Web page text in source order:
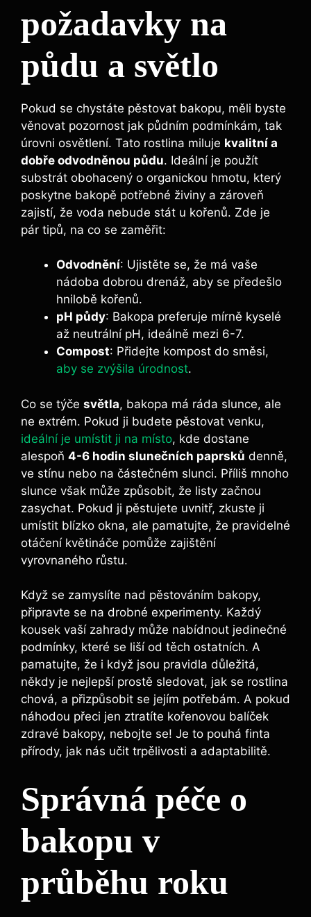
požadavky na
půdu a světlo
Pokud se chystáte pěstovat bakopu, měli byste
věnovat pozornost jak půdním podmínkám, tak
úrovni osvětlení. Tato rostlina miluje kvalitní a
dobře odvodněnou půdu. Ideální je použít
substrát obohacený o organickou hmotu, který
poskytne bakopě potřebné živiny a zároveň
zajistí, že voda nebude stát u kořenů. Zde je
pár tipů, na co se zaměřit:
Odvodnění: Ujistěte se, že má vaše
nádoba dobrou drenáž, aby se předešlo
hnilobě kořenů.
pH půdy: Bakopa preferuje mírně kyselé
až neutrální pH, ideálně mezi 6-7.
Compost: Přidejte kompost do směsi,
aby se zvýšila úrodnost.
Co se týče světla, bakopa má ráda slunce, ale
ne extrém. Pokud ji budete pěstovat venku,
ideální je umístit ji na místo, kde dostane
alespoň 4-6 hodin slunečních paprsků denně,
ve stínu nebo na částečném slunci. Příliš mnoho
slunce však může způsobit, že listy začnou
zasychat. Pokud ji pěstujete uvnitř, zkuste ji
umístit blízko okna, ale pamatujte, že pravidelné
otáčení květináče pomůže zajištění
vyrovnaného růstu.
Když se zamyslíte nad pěstováním bakopy,
připravte se na drobné experimenty. Každý
kousek vaší zahrady může nabídnout jedinečné
podmínky, které se liší od těch ostatních. A
pamatujte, že i když jsou pravidla důležitá,
někdy je nejlepší prostě sledovat, jak se rostlina
chová, a přizpůsobit se jejím potřebám. A pokud
náhodou přeci jen ztratíte kořenovou balíček
zdravé bakopy, nebojte se! Je to pouhá finta
přírody, jak nás učit trpělivosti a adaptabilitě.
Správná péče o
bakopu v
průběhu roku